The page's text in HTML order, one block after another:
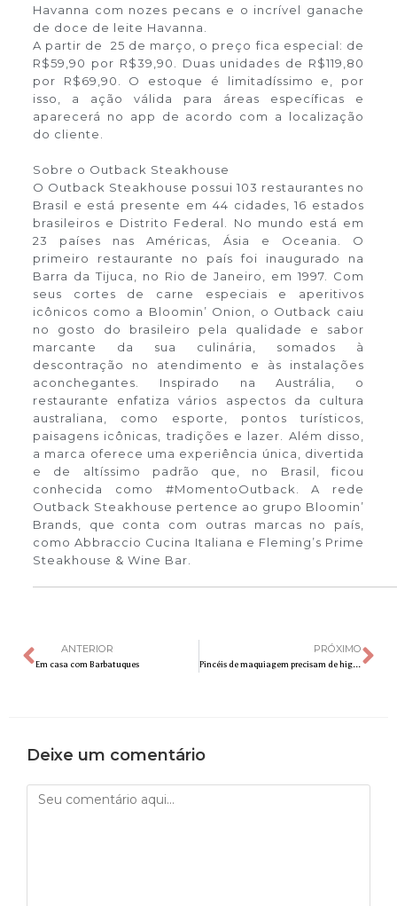
Havanna com nozes pecans e o incrível ganache
de doce de leite Havanna.
A partir de 25 de março, o preço fica especial: de
R$59,90 por R$39,90. Duas unidades de R$119,80
por R$69,90. O estoque é limitadíssimo e, por
isso, a ação válida para áreas específicas e
aparecerá no app de acordo com a localização
do cliente.
Sobre o Outback Steakhouse
O Outback Steakhouse possui 103 restaurantes no
Brasil e está presente em 44 cidades, 16 estados
brasileiros e Distrito Federal. No mundo está em
23 países nas Américas, Ásia e Oceania. O
primeiro restaurante no país foi inaugurado na
Barra da Tijuca, no Rio de Janeiro, em 1997. Com
seus cortes de carne especiais e aperitivos
icônicos como a Bloomin’ Onion, o Outback caiu
no gosto do brasileiro pela qualidade e sabor
marcante da sua culinária, somados à
descontração no atendimento e às instalações
aconchegantes. Inspirado na Austrália, o
restaurante enfatiza vários aspectos da cultura
australiana, como esporte, pontos turísticos,
paisagens icônicas, tradições e lazer. Além disso,
a marca oferece uma experiência única, divertida
e de altíssimo padrão que, no Brasil, ficou
conhecida como #MomentoOutback. A rede
Outback Steakhouse pertence ao grupo Bloomin’
Brands, que conta com outras marcas no país,
como Abbraccio Cucina Italiana e Fleming’s Prime
Steakhouse & Wine Bar.
ANTERIOR
Em casa com Barbatuques
PRÓXIMO
Pincéis de maquiagem precisam de higienização especial em tempos de covid-19
Deixe um comentário